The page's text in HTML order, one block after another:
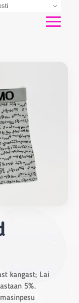
kangast; Lai
5%.